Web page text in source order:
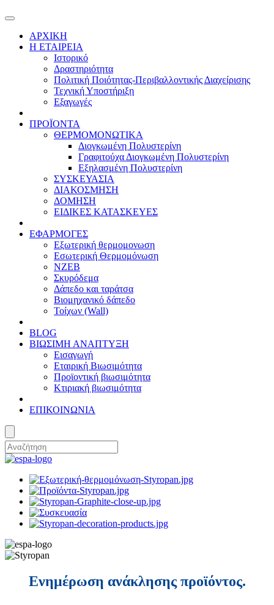
ΑΡΧΙΚΗ
Η ΕΤΑΙΡΕΙΑ
Ιστορικό
Δραστηριότητα
Πολιτική Ποιότητας-Περιβαλλοντικής Διαχείρισης
Τεχνική Υποστήριξη
Εξαγωγές
ΠΡΟΪΟΝΤΑ
ΘΕΡΜΟΜΟΝΩΤΙΚΑ
Διογκωμένη Πολυστερίνη
Γραφιτούχα Διογκωμένη Πολυστερίνη
Εξηλασμένη Πολυστερίνη
ΣΥΣΚΕΥΑΣΙΑ
ΔΙΑΚΟΣΜΗΣΗ
ΔΟΜΗΣΗ
ΕΙΔΙΚΕΣ ΚΑΤΑΣΚΕΥΕΣ
ΕΦΑΡΜΟΓΕΣ
Eξωτερική θερμομονωση
Εσωτερική Θερμομόνωση
ΝΖΕΒ
Σκυρόδεμα
Δάπεδο και ταράτσα
Βιομηχανικό δάπεδο
Τοίχων (Wall)
BLOG
ΒΙΩΣΙΜΗ ΑΝΑΠΤΥΞΗ
Εισαγωγή
Εταιρική Βιωσιμότητα
Προϊοντική βιωσιμότητα
Κτιριακή βιωσιμότητα
ΕΠΙΚΟΙΝΩΝΙΑ
Ενημέρωση ανάκλησης προϊόντος.